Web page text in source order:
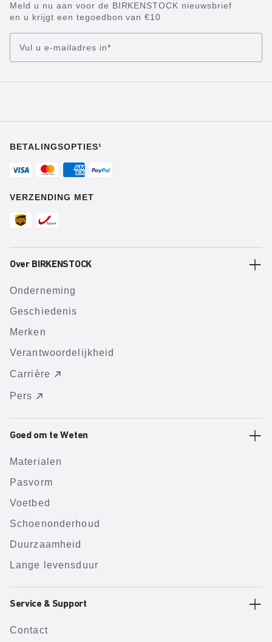
Meld u nu aan voor de BIRKENSTOCK nieuwsbrief
en u krijgt een tegoedbon van €10
Vul u e-mailadres in*
BETALINGSOPTIES¹
VERZENDING MET
Over BIRKENSTOCK
Onderneming
Geschiedenis
Merken
Verantwoordelijkheid
Carrière
Pers
Goed om te Weten
Materialen
Pasvorm
Voetbed
Schoenonderhoud
Duurzaamheid
Lange levensduur
Service & Support
Contact